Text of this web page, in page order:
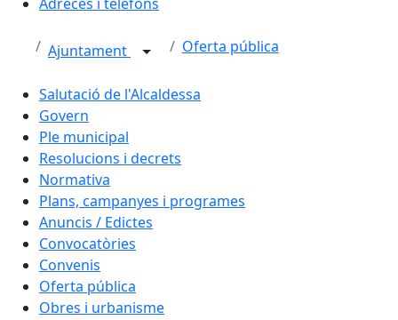
Ajuntament Oferta pública
Salutació de l'Alcaldessa
Govern
Ple municipal
Resolucions i decrets
Normativa
Plans, campanyes i programes
Anuncis / Edictes
Convocatòries
Convenis
Oferta pública
Obres i urbanisme